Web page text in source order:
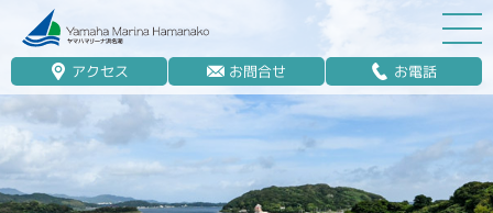
アクセス お問合せ お電話
マリーナ案内
船舶免許